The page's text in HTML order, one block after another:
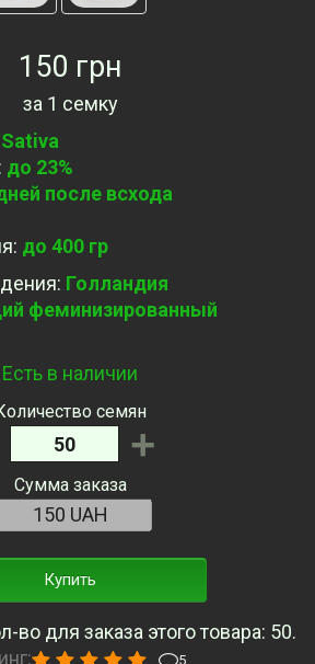
150 грн
за 1 семку
: до 23%
после всхода
: до 400 гр
: Голландия
феминизированный
Есть в наличии
семян
+
Сумма заказа
Купить
во для заказа этого товара: 50.
5